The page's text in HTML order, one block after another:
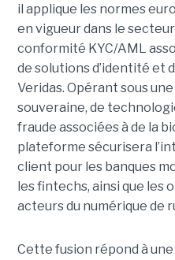
il applique les normes
en vigueur dans le
conformité KYC/AML
de solutions d’identité et
Veridas. Opérant sous
souveraine, de
fraude associées à de la
plateforme sécurisera
client pour les banques
les fintechs, ainsi que les
acteurs du numérique de
Cette fusion répond à